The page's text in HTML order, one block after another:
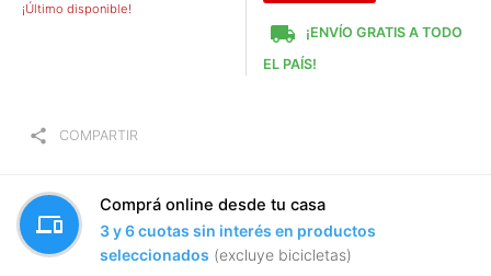
¡Último disponible!
local_shipping
¡ENVÍO GRATIS A TODO
EL PAÍS!
share COMPARTIR
devices
Comprá online desde tu casa
3 y 6 cuotas sin interés en productos
seleccionados (excluye bicicletas)